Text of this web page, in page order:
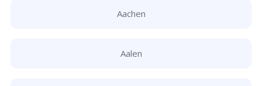
Aachen
Aalen